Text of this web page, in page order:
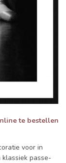
te bestellen
voor in
passe-